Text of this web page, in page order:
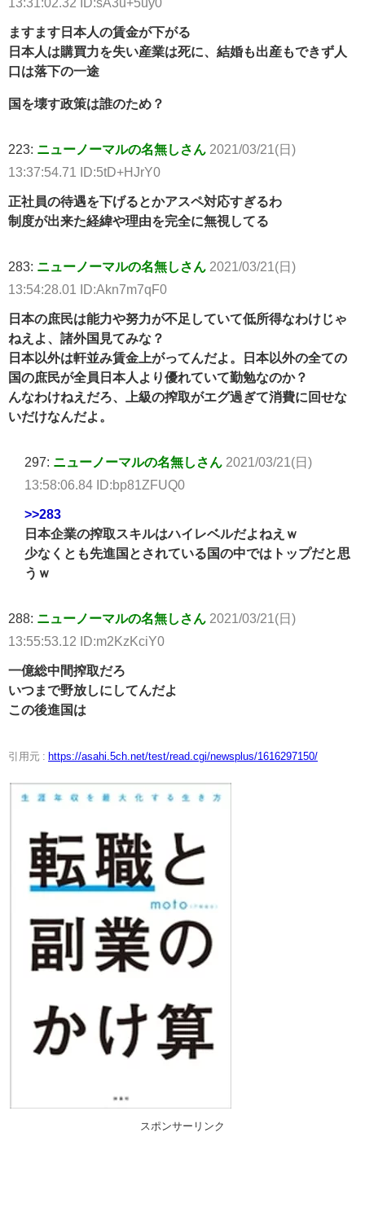
13:31:02.32 ID:sA3u+5uy0
ますます日本人の賃金が下がる
日本人は購買力を失い産業は死に、結婚も出産もできず人
口は落下の一途
国を壊す政策は誰のため？
223: ニューノーマルの名無しさん 2021/03/21(日)
13:37:54.71 ID:5tD+HJrY0
正社員の待遇を下げるとかアスペ対応すぎるわ
制度が出来た経緯や理由を完全に無視してる
283: ニューノーマルの名無しさん 2021/03/21(日)
13:54:28.01 ID:Akn7m7qF0
日本の庶民は能力や努力が不足していて低所得なわけじゃ
ねえよ、諸外国見てみな？
日本以外は軒並み賃金上がってんだよ。日本以外の全ての
国の庶民が全員日本人より優れていて勤勉なのか？
んなわけねえだろ、上級の搾取がエグ過ぎて消費に回せな
いだけなんだよ。
297: ニューノーマルの名無しさん 2021/03/21(日)
13:58:06.84 ID:bp81ZFUQ0
>>283
日本企業の搾取スキルはハイレベルだよねえｗ
少なくとも先進国とされている国の中ではトップだと思
うｗ
288: ニューノーマルの名無しさん 2021/03/21(日)
13:55:53.12 ID:m2KzKciY0
一億総中間搾取だろ
いつまで野放しにしてんだよ
この後進国は
引用元 : https://asahi.5ch.net/test/read.cgi/newsplus/1616297150/
スポンサーリンク